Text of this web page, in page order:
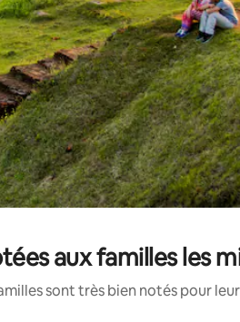
aux familles les
sont très bien notés pour